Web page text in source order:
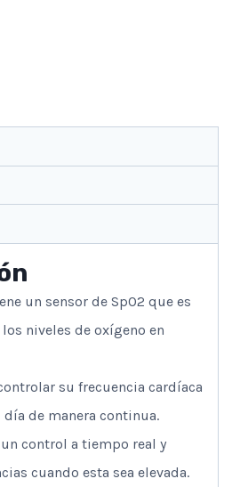
un sensor de SpO2 que es
niveles de oxígeno en
su frecuencia cardíaca
día de manera continua.
control a tiempo real y
cuando esta sea elevada.